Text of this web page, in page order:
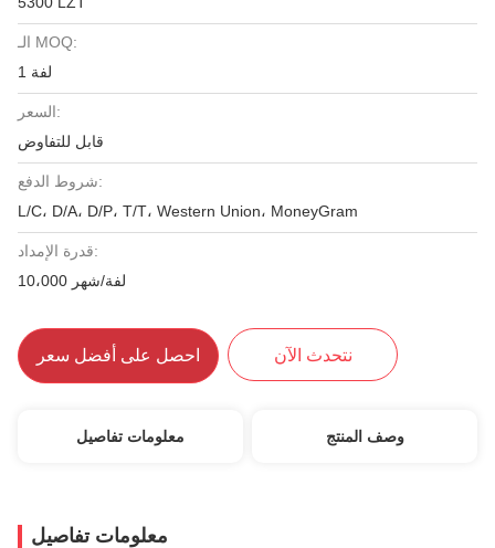
الـ MOQ:
1 لفة
السعر:
قابل للتفاوض
شروط الدفع:
L/C، D/A، D/P، T/T، Western Union، MoneyGram
قدرة الإمداد:
10،000 لفة/شهر
احصل على أفضل سعر نتحدث الآن
معلومات تفاصيل وصف المنتج
معلومات تفاصيل